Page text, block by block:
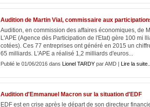
Audition de Martin Vial, commissaire aux
Audition, en commission des affaires économiques, de
L'APE (Agence dès Participation de l'Etat) gère 100 mi
cotées). Ces 77 entreprises ont généré en 2015 un
65 milliards. L'APE a réalisé 1,2 milliards d'euros...
Publié le 01/06/2016 dans Lionel TARDY par AMD | Lire la suite...
Audition d'Emmanuel Macron sur la situation d'EDF
EDF est en crise après le départ de son directeur